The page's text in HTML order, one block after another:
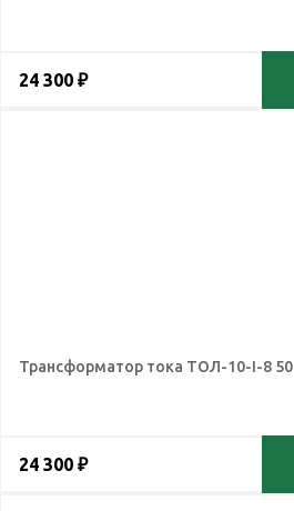
24 300 ₽
Трансформатор тока ТОЛ-10-I-8 50
24 300 ₽